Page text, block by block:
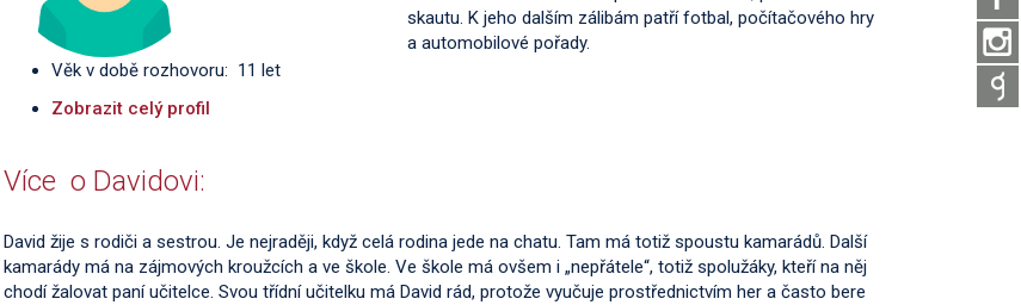
Věk v době rozhovoru: 11 let
Zobrazit celý profil
skautu. K jeho dalším zálibám patří fotbal, počítačového hry
a automobilové pořady.
Více o Davidovi:
David žije s rodiči a sestrou. Je nejraději, když celá rodina jede na chatu. Tam má totiž spoustu kamarádů. Další
kamarády má na zájmových kroužcích a ve škole. Ve škole má ovšem i „nepřátele“, totiž spolužáky, kteří na něj
chodí žalovat paní učitelce. Svou třídní učitelku má David rád, protože vyučuje prostřednictvím her a často bere